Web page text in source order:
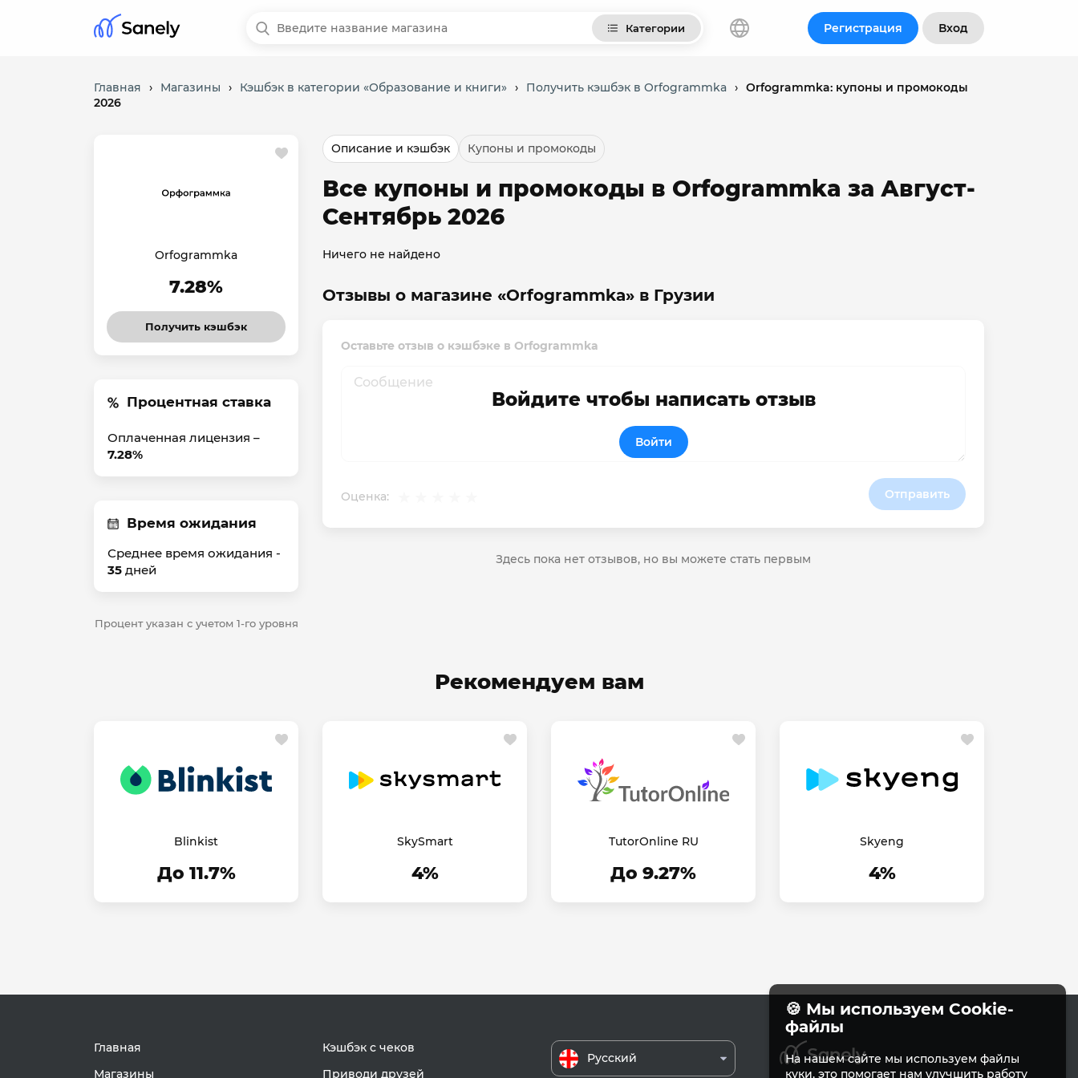
Категории Регистрация Вход
Главная › Магазины › Кэшбэк в категории «Образование и книги» › Получить кэшбэк в Orfogrammka › Orfogrammka: купоны и промокоды
2026
Orfogrammka
7.28%
Получить кэшбэк
Процентная ставка
Оплаченная лицензия –
7.28%
Время ожидания
Среднее время ожидания -
35 дней
Процент указан с учетом 1-го уровня
Описание и кэшбэк Купоны и промокоды
Все купоны и промокоды в Orfogrammka за Август-
Сентябрь 2026
Ничего не найдено
Отзывы о магазине «Orfogrammka» в Грузии
Оставьте отзыв о кэшбэке в Orfogrammka
Оценка: Отправить
Войдите чтобы написать отзыв
Войти
Здесь пока нет отзывов, но вы можете стать первым
Рекомендуем вам
Blinkist
До 11.7%
SkySmart
4%
TutorOnline RU
До 9.27%
Skyeng
4%
Главная
Магазины
Кэшбэк с чеков
Приводи друзей
Русский
🍪 Мы используем Cookie-
файлы
На нашем сайте мы используем файлы
куки, это помогает нам улучшить работу